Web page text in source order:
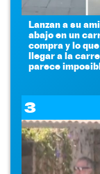
Lanzan a su
abajo en un
compra y lo
llegar a la
parece
3